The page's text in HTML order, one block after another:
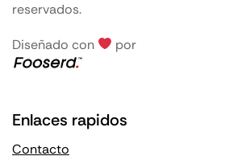
reservados.
Diseñado con por
Enlaces rapidos
Contacto